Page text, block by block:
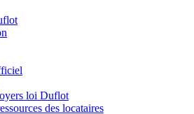
loi Duflot
des locataires